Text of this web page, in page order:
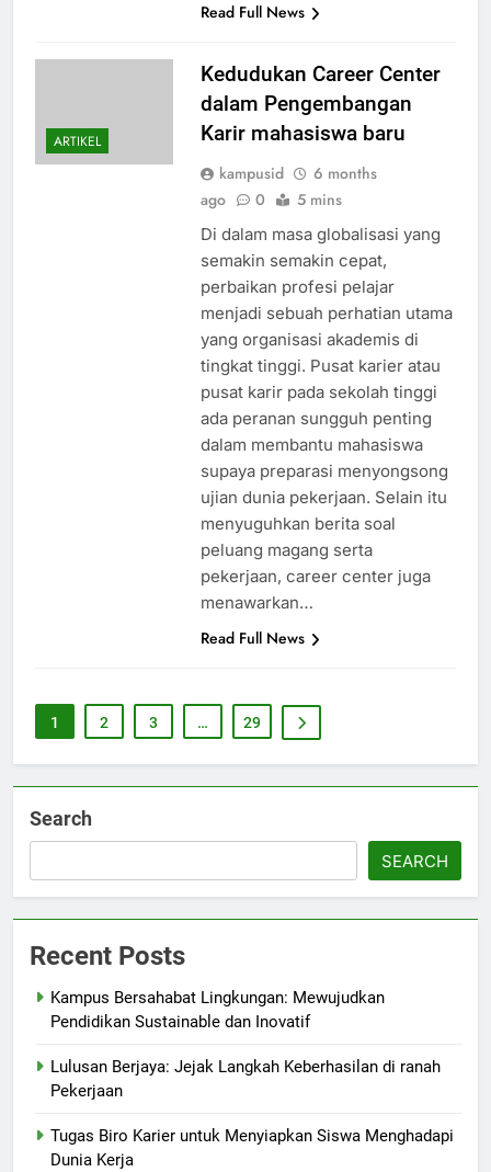
Read Full News
ARTIKEL
Kedudukan Career Center
dalam Pengembangan
Karir mahasiswa baru
kampusid
6 months
ago
0 5 mins
Di dalam masa globalisasi yang
semakin semakin cepat,
perbaikan profesi pelajar
menjadi sebuah perhatian utama
yang organisasi akademis di
tingkat tinggi. Pusat karier atau
pusat karir pada sekolah tinggi
ada peranan sungguh penting
dalam membantu mahasiswa
supaya preparasi menyongsong
ujian dunia pekerjaan. Selain itu
menyuguhkan berita soal
peluang magang serta
pekerjaan, career center juga
menawarkan…
Read Full News
1 2 3 … 29
Search
SEARCH
Recent Posts
Kampus Bersahabat Lingkungan: Mewujudkan
Pendidikan Sustainable dan Inovatif
Lulusan Berjaya: Jejak Langkah Keberhasilan di ranah
Pekerjaan
Tugas Biro Karier untuk Menyiapkan Siswa Menghadapi
Dunia Kerja